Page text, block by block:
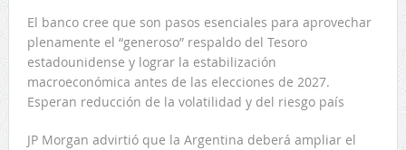
El banco cree que son pasos esenciales para aprovechar
plenamente el “generoso” respaldo del Tesoro
estadounidense y lograr la estabilización
macroeconómica antes de las elecciones de 2027.
Esperan reducción de la volatilidad y del riesgo país
JP Morgan advirtió que la Argentina deberá ampliar el